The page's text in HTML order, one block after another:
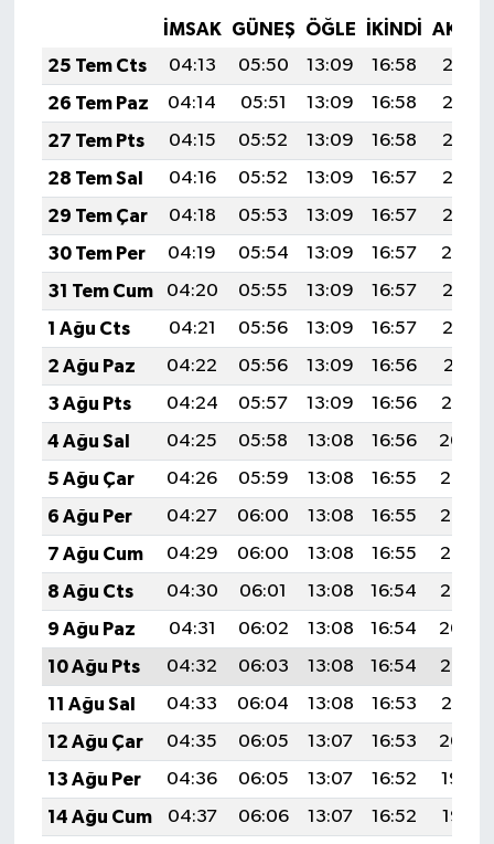
İMSAK GÜNEŞ ÖĞLE İKINDI
25 Tem Cts
04:13 05:50 13:09 16:58
20:18
26 Tem Paz
04:14 05:51 13:09 16:58
20:17
27 Tem Pts
04:15 05:52 13:09 16:58
20:16
28 Tem Sal
04:16 05:52 13:09 16:57
20:15
29 Tem Çar
04:18 05:53 13:09 16:57
20:15
30 Tem Per
04:19 05:54 13:09 16:57
20:14
31 Tem Cum
04:20 05:55 13:09 16:57
20:13
1 Ağu Cts
04:21 05:56 13:09 16:57
20:12
2 Ağu Paz
04:22 05:56 13:09 16:56
20:11
3 Ağu Pts
04:24 05:57 13:09 16:56
20:10
4 Ağu Sal
04:25 05:58 13:08 16:56
20:09
5 Ağu Çar
04:26 05:59 13:08 16:55
20:08
6 Ağu Per
04:27 06:00 13:08 16:55
20:07
7 Ağu Cum
04:29 06:00 13:08 16:55
20:06
8 Ağu Cts
04:30 06:01 13:08 16:54
20:05
9 Ağu Paz
04:31 06:02 13:08 16:54
20:04
10 Ağu Pts
04:32 06:03 13:08 16:54
20:03
11 Ağu Sal
04:33 06:04 13:08 16:53
20:01
12 Ağu Çar
04:35 06:05 13:07 16:53
20:00
13 Ağu Per
04:36 06:05 13:07 16:52
19:59
14 Ağu Cum
04:37 06:06 13:07 16:52
19:58